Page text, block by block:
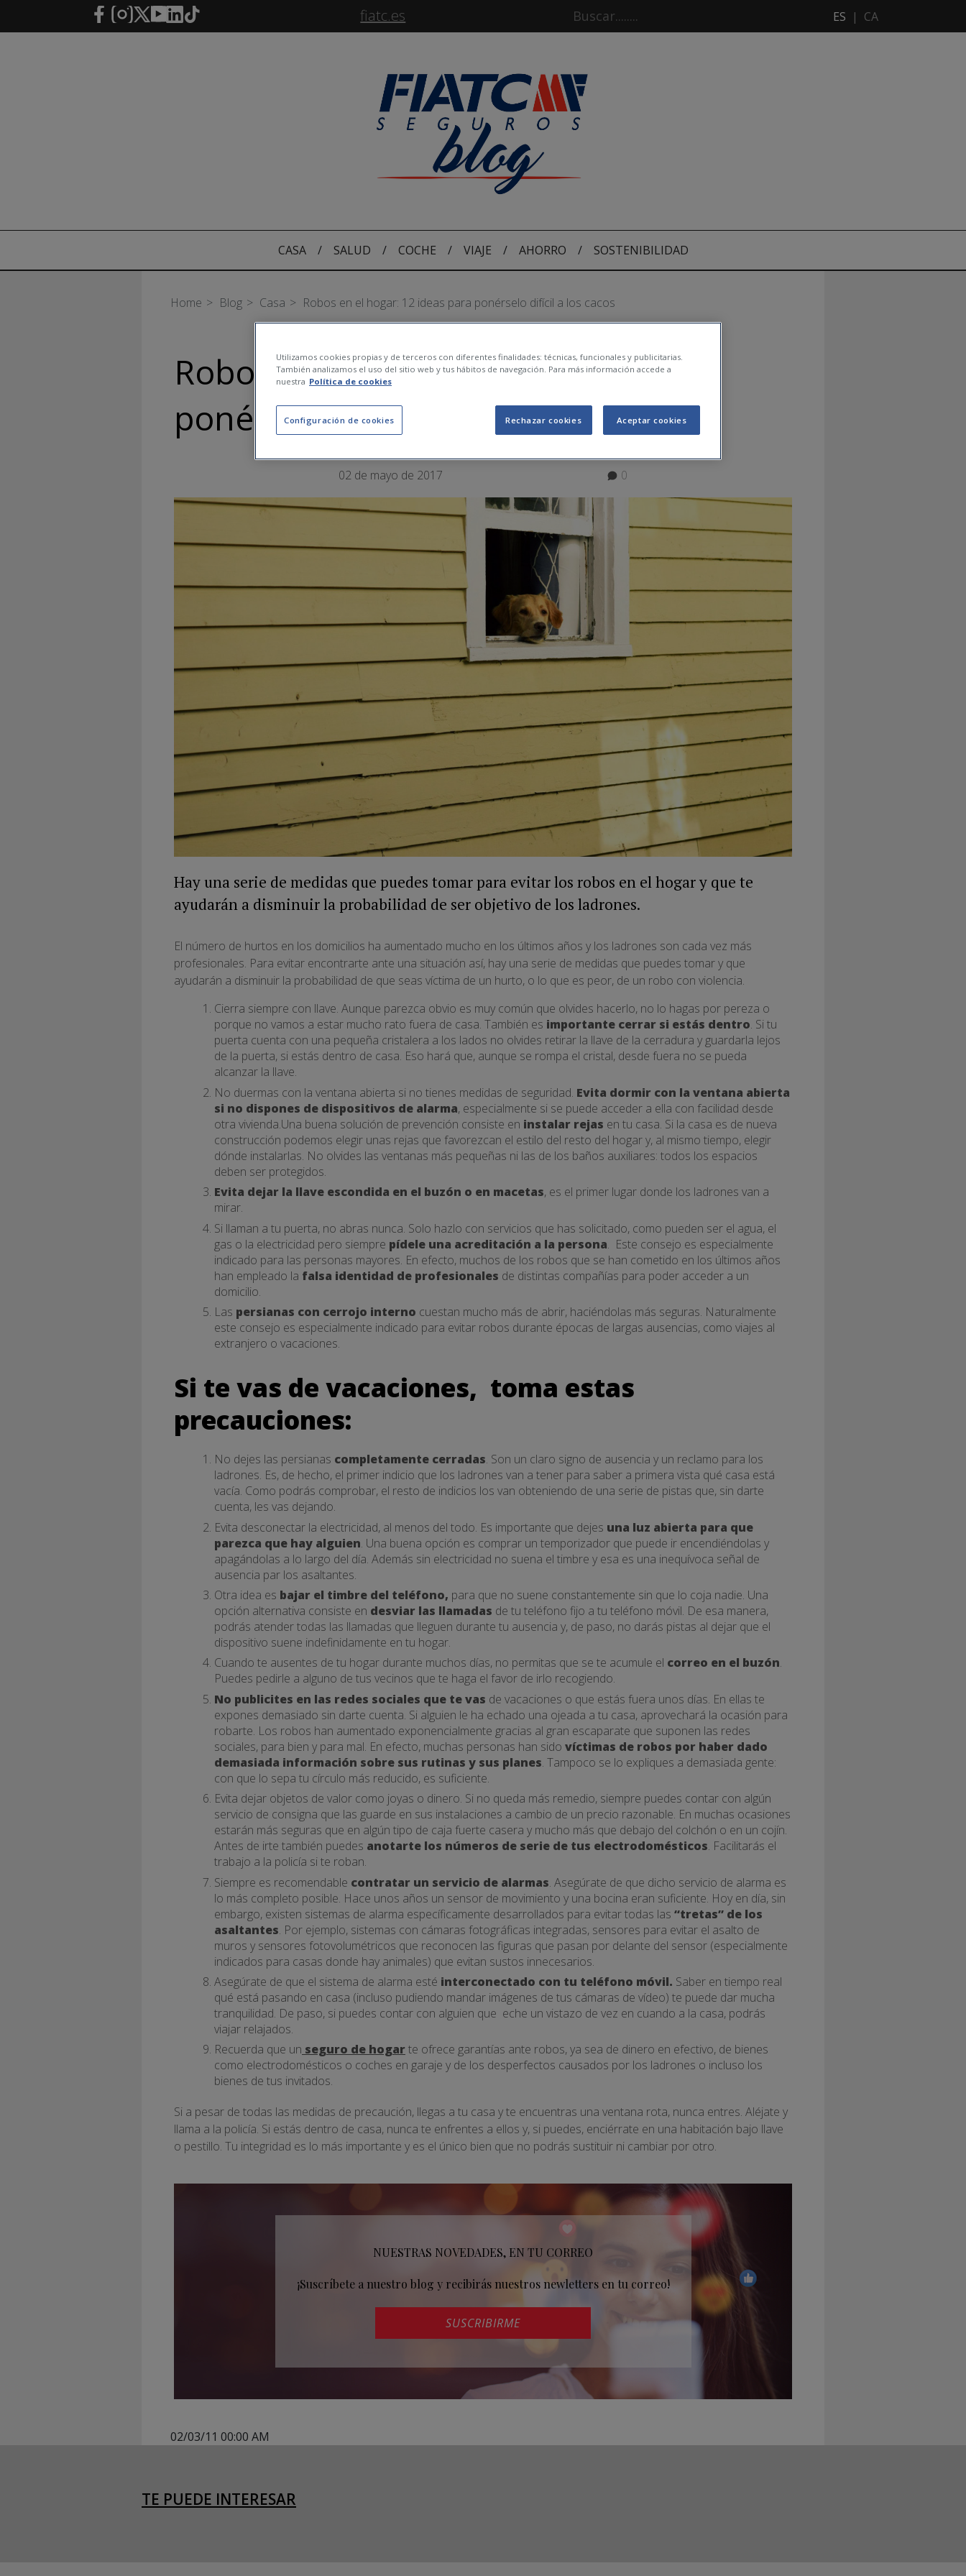
Saltar al contenido principal fiatc.es ES | CA
CASA / SALUD / COCHE / VIAJE / AHORRO / SOSTENIBILIDAD
Home Blog Casa Robos en el hogar: 12 ideas para ponérselo difícil a los cacos
Robos en el hogar: 12 ideas para
ponérselo difícil a los cacos
02 de mayo de 2017 0
Hay una serie de medidas que puedes tomar para evitar los robos en el hogar y que te
ayudarán a disminuir la probabilidad de ser objetivo de los ladrones.
El número de hurtos en los domicilios ha aumentado mucho en los últimos años y los ladrones son cada vez más
profesionales. Para evitar encontrarte ante una situación así, hay una serie de medidas que puedes tomar y que
ayudarán a disminuir la probabilidad de que seas víctima de un hurto, o lo que es peor, de un robo con violencia.
Cierra siempre con llave. Aunque parezca obvio es muy común que olvides hacerlo, no lo hagas por pereza o
porque no vamos a estar mucho rato fuera de casa. También es importante cerrar si estás dentro. Si tu
puerta cuenta con una pequeña cristalera a los lados no olvides retirar la llave de la cerradura y guardarla lejos
de la puerta, si estás dentro de casa. Eso hará que, aunque se rompa el cristal, desde fuera no se pueda
alcanzar la llave.
No duermas con la ventana abierta si no tienes medidas de seguridad. Evita dormir con la ventana abierta
si no dispones de dispositivos de alarma, especialmente si se puede acceder a ella con facilidad desde
otra vivienda.Una buena solución de prevención consiste en instalar rejas en tu casa. Si la casa es de nueva
construcción podemos elegir unas rejas que favorezcan el estilo del resto del hogar y, al mismo tiempo, elegir
dónde instalarlas. No olvides las ventanas más pequeñas ni las de los baños auxiliares: todos los espacios
deben ser protegidos.
Evita dejar la llave escondida en el buzón o en macetas, es el primer lugar donde los ladrones van a
mirar.
Si llaman a tu puerta, no abras nunca. Solo hazlo con servicios que has solicitado, como pueden ser el agua, el
gas o la electricidad pero siempre pídele una acreditación a la persona. Este consejo es especialmente
indicado para las personas mayores. En efecto, muchos de los robos que se han cometido en los últimos años
han empleado la falsa identidad de profesionales de distintas compañías para poder acceder a un
domicilio.
Las persianas con cerrojo interno cuestan mucho más de abrir, haciéndolas más seguras. Naturalmente
este consejo es especialmente indicado para evitar robos durante épocas de largas ausencias, como viajes al
extranjero o vacaciones.
Si te vas de vacaciones, toma estas
precauciones:
No dejes las persianas completamente cerradas. Son un claro signo de ausencia y un reclamo para los
ladrones. Es, de hecho, el primer indicio que los ladrones van a tener para saber a primera vista qué casa está
vacía. Como podrás comprobar, el resto de indicios los van obteniendo de una serie de pistas que, sin darte
cuenta, les vas dejando.
Evita desconectar la electricidad, al menos del todo. Es importante que dejes una luz abierta para que
parezca que hay alguien. Una buena opción es comprar un temporizador que puede ir encendiéndolas y
apagándolas a lo largo del día. Además sin electricidad no suena el timbre y esa es una inequívoca señal de
ausencia par los asaltantes.
Otra idea es bajar el timbre del teléfono, para que no suene constantemente sin que lo coja nadie. Una
opción alternativa consiste en desviar las llamadas de tu teléfono fijo a tu teléfono móvil. De esa manera,
podrás atender todas las llamadas que lleguen durante tu ausencia y, de paso, no darás pistas al dejar que el
dispositivo suene indefinidamente en tu hogar.
Cuando te ausentes de tu hogar durante muchos días, no permitas que se te acumule el correo en el buzón.
Puedes pedirle a alguno de tus vecinos que te haga el favor de irlo recogiendo.
No publicites en las redes sociales que te vas de vacaciones o que estás fuera unos días. En ellas te
expones demasiado sin darte cuenta. Si alguien le ha echado una ojeada a tu casa, aprovechará la ocasión para
robarte. Los robos han aumentado exponencialmente gracias al gran escaparate que suponen las redes
sociales, para bien y para mal. En efecto, muchas personas han sido víctimas de robos por haber dado
demasiada información sobre sus rutinas y sus planes. Tampoco se lo expliques a demasiada gente:
con que lo sepa tu círculo más reducido, es suficiente.
Evita dejar objetos de valor como joyas o dinero. Si no queda más remedio, siempre puedes contar con algún
servicio de consigna que las guarde en sus instalaciones a cambio de un precio razonable. En muchas ocasiones
estarán más seguras que en algún tipo de caja fuerte casera y mucho más que debajo del colchón o en un cojín.
Antes de irte también puedes anotarte los números de serie de tus electrodomésticos. Facilitarás el
trabajo a la policía si te roban.
Siempre es recomendable contratar un servicio de alarmas. Asegúrate de que dicho servicio de alarma es
lo más completo posible. Hace unos años un sensor de movimiento y una bocina eran suficiente. Hoy en día, sin
embargo, existen sistemas de alarma específicamente desarrollados para evitar todas las “tretas” de los
asaltantes. Por ejemplo, sistemas con cámaras fotográficas integradas, sensores para evitar el asalto de
muros y sensores fotovolumétricos que reconocen las figuras que pasan por delante del sensor (especialmente
indicados para casas donde hay animales) que evitan sustos innecesarios.
Asegúrate de que el sistema de alarma esté interconectado con tu teléfono móvil. Saber en tiempo real
qué está pasando en casa (incluso pudiendo mandar imágenes de tus cámaras de vídeo) te puede dar mucha
tranquilidad. De paso, si puedes contar con alguien que eche un vistazo de vez en cuando a la casa, podrás
viajar relajados.
Recuerda que un seguro de hogar te ofrece garantías ante robos, ya sea de dinero en efectivo, de bienes
como electrodomésticos o coches en garaje y de los desperfectos causados por los ladrones o incluso los
bienes de tus invitados.
Si a pesar de todas las medidas de precaución, llegas a tu casa y te encuentras una ventana rota, nunca entres. Aléjate y
llama a la policía. Si estás dentro de casa, nunca te enfrentes a ellos y, si puedes, enciérrate en una habitación bajo llave
o pestillo. Tu integridad es lo más importante y es el único bien que no podrás sustituir ni cambiar por otro.
NUESTRAS NOVEDADES, EN TU CORREO
¡Suscríbete a nuestro blog y recibirás nuestros newletters en tu correo!
SUSCRIBIRME
02/03/11 00:00 AM
TE PUEDE INTERESAR
Utilizamos cookies propias y de terceros con diferentes finalidades: técnicas, funcionales y publicitarias.
También analizamos el uso del sitio web y tus hábitos de navegación. Para más información accede a
nuestra Política de cookies
Configuración de cookies Rechazar cookies Aceptar cookies